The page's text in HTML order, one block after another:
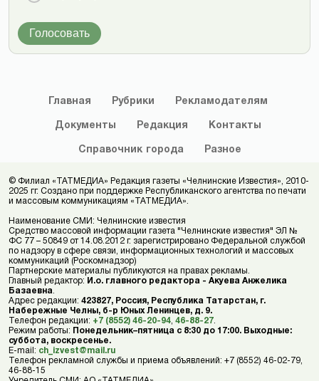
Голосовать
Главная Рубрики Рекламодателям
Документы Редакция Контакты
Справочник города Разное
© Филиал «ТАТМЕДИА» Редакция газеты «Челнинские Известия», 2010-
2025 гг. Создано при поддержке Республиканского агентства по печати
и массовым коммуникациям «ТАТМЕДИА».
Наименование СМИ: Челнинские известия
Средство массовой информации газета "Челнинские известия" ЭЛ №
ФС 77 – 50849 от 14.08.2012 г. зарегистрировано Федеральной службой
по надзору в сфере связи, информационных технологий и массовых
коммуникаций (Роскомнадзор)
Партнерские материалы публикуются на правах рекламы.
Главный редактор: И.о. главного редактора - Акуева Анжелика
Базаевна
Адрес редакции: 423827, Россия, Республика Татарстан, г.
Набережные Челны, б-р Юных Ленинцев, д. 9.
Телефон редакции: +7 (8552) 46-20-94 46-88-27
Режим работы: Понедельник–пятница с 8:30 до 17:00. Выходные:
суббота, воскресенье.
E-mail: ch_izvest@mail.ru
Телефон рекламной службы и приема объявлений: +7 (8552) 46-02-79,
46-88-15